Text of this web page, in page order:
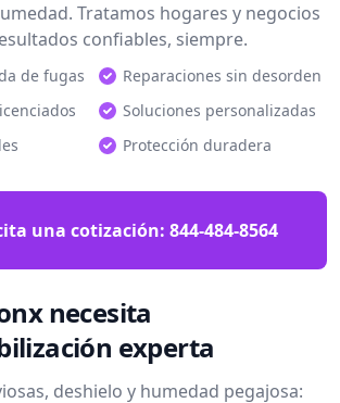
Tratamos hogares y negocios
confiables, siempre.
de fugas
Reparaciones sin desorden
Soluciones personalizadas
Protección duradera
una cotización: 844-484-8564
necesita
experta
deshielo y humedad pegajosa: